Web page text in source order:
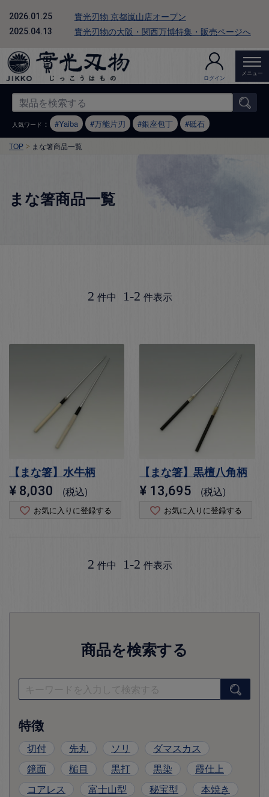
2026.01.25 實光刃物 京都嵐山店オープン
2025.04.13 實光刃物の大阪・関西万博特集・販売ページへ
ログイン
メニュー
人気ワード ： Yaiba 万能片刃 銀座包丁 砥石
TOP まな箸商品一覧
まな箸商品一覧
2 件中 1-2 件表示
【まな箸】水牛柄
¥ 8,030 税込
お気に入りに登録する
【まな箸】黒檀八角柄
¥ 13,695 税込
お気に入りに登録する
2 件中 1-2 件表示
商品を検索する
特徴
切付 先丸 ソリ
ダマスカス
鏡面
槌目 黒打 黒染
霞仕上
コアレス
富士山型 秘宝型
本焼き